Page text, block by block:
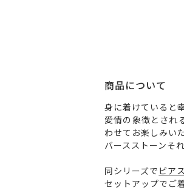
商品について
身に着けていると
愛情の象徴とされ
わせてお楽しみい
バースストーンそ
同シリーズで ピアス
セットアップでご